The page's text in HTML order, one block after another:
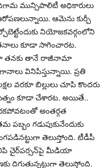
నందిగామ మున్సిపాలిటీ అధికారులు
ఆమెను కుర్చీ
నియోజ‌క‌వ‌ర్గంలోని
కూడా సాగించార‌ట‌.
త‌న‌కు తానే రాజీనామా
వినిపిస్తున్నాయి. ప్ర‌తి
వ‌ర‌కూ బిల్లులు చూపి కొంద‌రు
కూడా చేశార‌ట‌. అయితే..
అంత‌ర్గ‌త
గ‌డుపుకునేందుకు
తెలుస్తోంది. టీడీపీ
చైర్‌ప‌ర్స‌న్‌పై మీడియా
తెలుస్తోంది.